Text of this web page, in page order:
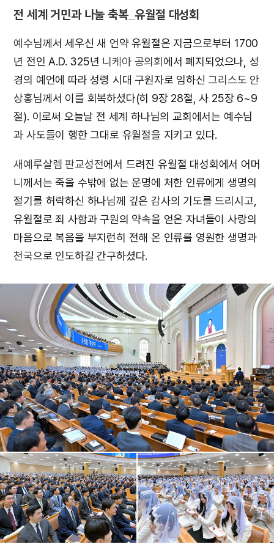
전 세계 거민과 나눌 축복_유월절 대성회
예수님께서 세우신 새 언약 유월절은 지금으로부터 1700
년 전인 A.D. 325년 니케아 공의회에서 폐지되었으나, 성
경의 예언에 따라 성령 시대 구원자로 임하신그리스도 안
상홍님께서 이를 회복하셨다(히 9장 28절, 사 25장 6~9
절). 이로써 오늘날 전 세계 하나님의 교회에서는 예수님
과 사도들이 행한 그대로 유월절을 지키고 있다.
새예루살렘 판교성전에서 드려진 유월절 대성회에서 어머
니께서는 죽을 수밖에 없는 운명에 처한 인류에게 생명의
절기를 허락하신 하나님께 깊은 감사의 기도를 드리시고,
유월절로 죄 사함과 구원의 약속을 얻은 자녀들이 사랑의
마음으로 복음을 부지런히 전해 온 인류를 영원한 생명과
천국으로 인도하길 간구하셨다.